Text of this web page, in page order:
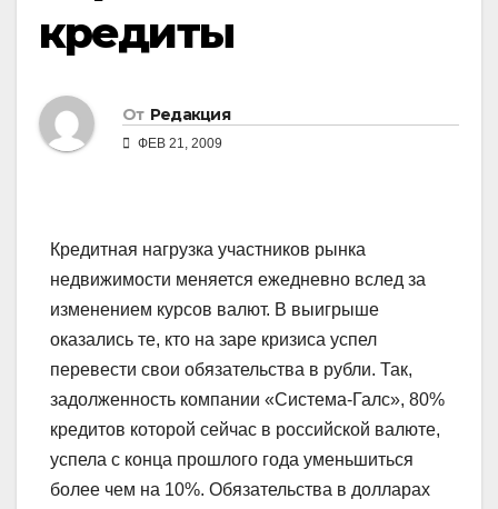
кредиты
От Редакция
ФЕВ 21, 2009
Кредитная нагрузка участников рынка
недвижимости меняется ежедневно вслед за
изменением курсов валют. В выигрыше
оказались те, кто на заре кризиса успел
перевести свои обязательства в рубли. Так,
задолженность компании «Система-Галс», 80%
кредитов которой сейчас в российской валюте,
успела с конца прошлого года уменьшиться
более чем на 10%. Обязательства в долларах